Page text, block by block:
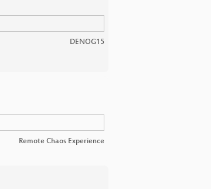
DENOG15
Remote Chaos Experience